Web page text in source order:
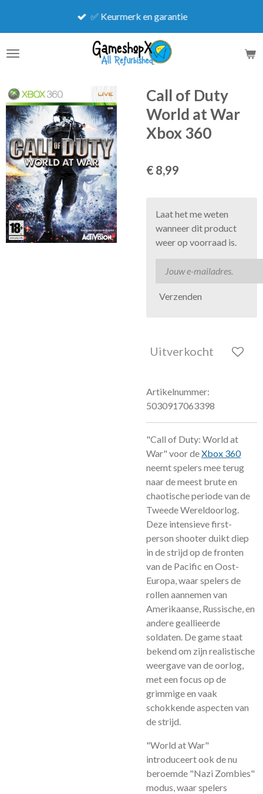
de
✅ Keurmerk en garantie
Call of Duty
World at War
Xbox 360
€ 8,99
Laat het me weten
wanneer dit product
weer op voorraad is.
Verzenden
Uitverkocht
Artikelnummer:
5030917063398
"Call of Duty: World at
War" voor deXbox 360
neemt spelers mee terug
naar de meest brute en
chaotische periode van de
Tweede Wereldoorlog.
Deze intensieve first-
person shooter duikt diep
in de strijd op de fronten
van de Pacific en Oost-
Europa, waar spelers de
rollen aannemen van
Amerikaanse, Russische, en
andere geallieerde
soldaten. De game staat
bekend om zijn realistische
weergave van de oorlog,
met een focus op de
grimmige en vaak
schokkende aspecten van
de strijd.
"World at War"
introduceert ook de nu
beroemde "Nazi Zombies"
modus, waar spelers